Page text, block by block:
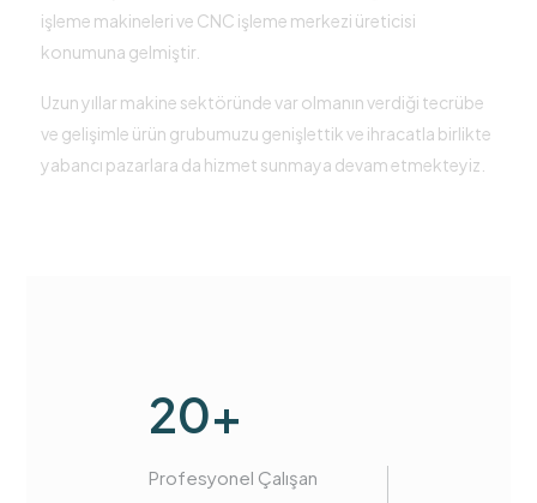
işleme makineleri ve CNC işleme merkezi üreticisi
konumuna gelmiştir.
Uzun yıllar makine sektöründe var olmanın verdiği tecrübe
ve gelişimle ürün grubumuzu genişlettik ve ihracatla birlikte
yabancı pazarlara da hizmet sunmaya devam etmekteyiz.
20+
Profesyonel Çalışan